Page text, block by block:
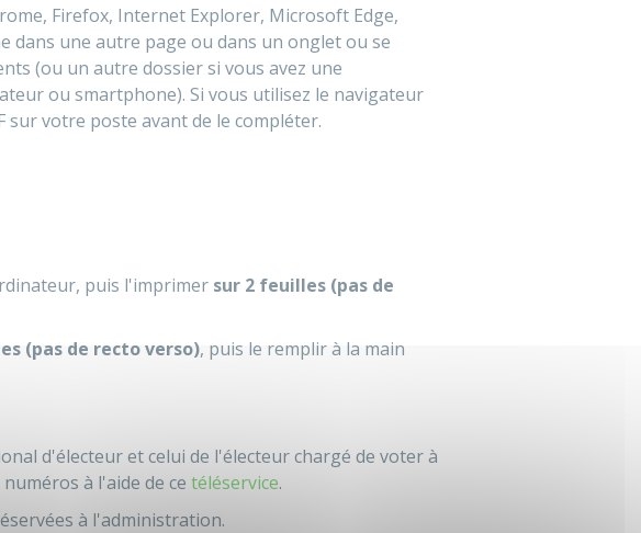
Firefox, Internet Explorer, Microsoft Edge,
dans une autre page ou dans un onglet ou se
(ou un autre dossier si vous avez une
ou smartphone). Si vous utilisez le navigateur
sur votre poste avant de le compléter.
puis l'imprimer sur 2 feuilles (pas de
(pas de recto verso), puis le remplir à la main
d'électeur et celui de l'électeur chargé de voter à
à l'aide de ce téléservice.
à l'administration.